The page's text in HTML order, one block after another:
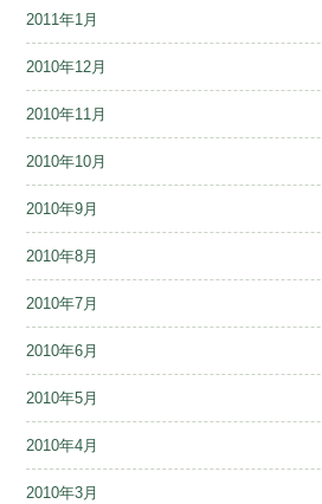
2011年1月
2010年12月
2010年11月
2010年10月
2010年9月
2010年8月
2010年7月
2010年6月
2010年5月
2010年4月
2010年3月